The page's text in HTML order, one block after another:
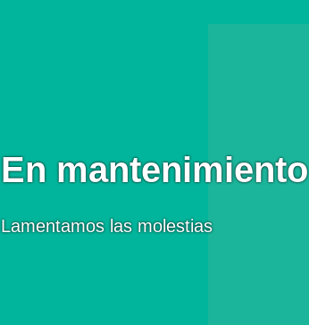
En mantenimiento
Lamentamos las molestias